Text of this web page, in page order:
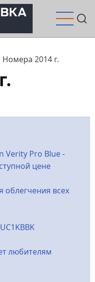
Номера 2014 г.
Verity Pro Blue -
цене
облегчения всех
любителям